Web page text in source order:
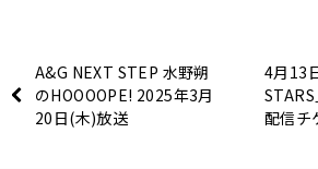
A&G NEXT STEP 水野朔
のHOOOOPE! 2025年3月
20日(木)放送
4月13
配信チ